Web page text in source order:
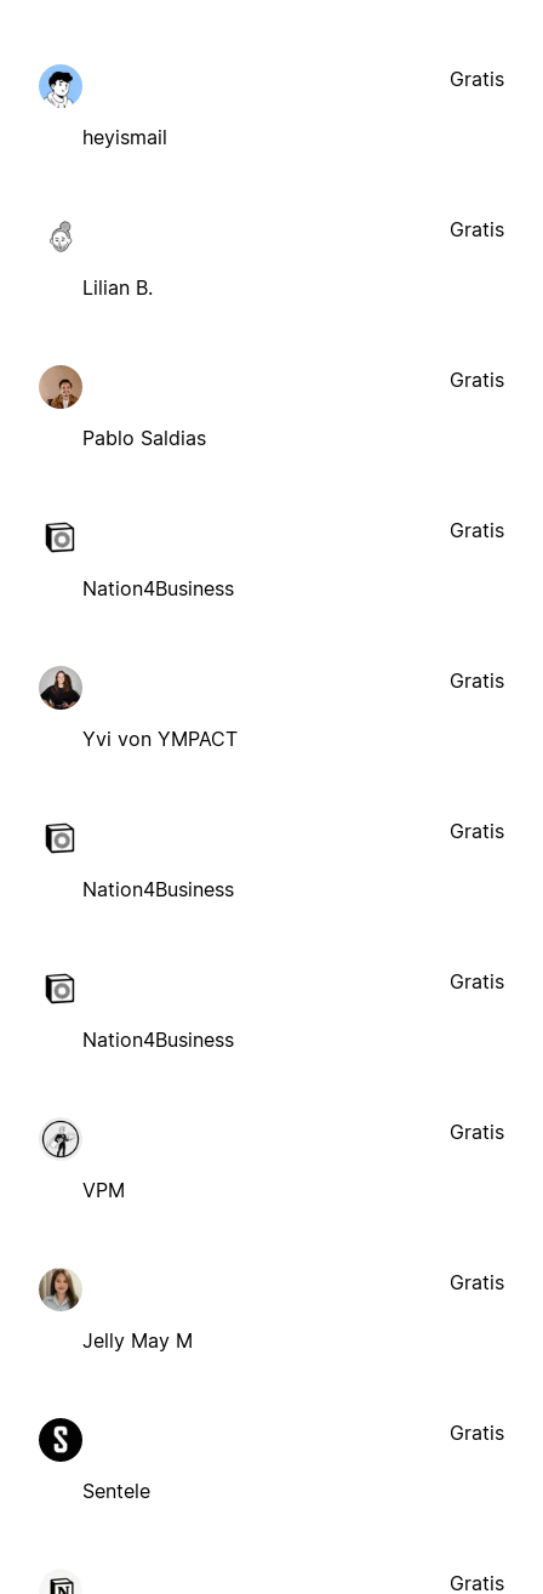
heyismail
Gratis
Lilian B.
Gratis
Pablo Saldias
Gratis
Nation4Business
Gratis
Yvi von YMPACT
Gratis
Nation4Business
Gratis
Nation4Business
Gratis
VPM
Gratis
Jelly May M
Gratis
Sentele
Gratis
Gratis